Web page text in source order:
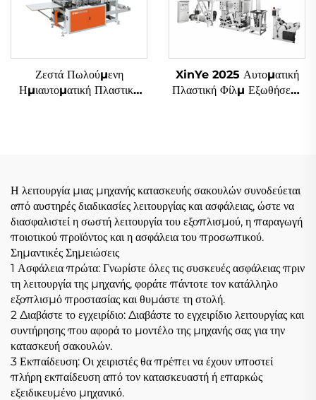
Ζεστά Πωλούμενη
Ημιαυτοματική Πλαστική
XinYe 2025 Αυτοματική
Πλαστική Φίλμ Εξωθήσεως
Η λειτουργία μιας μηχανής κατασκευής σακουλών συνοδεύεται
από αυστηρές διαδικασίες λειτουργίας και ασφάλειας, ώστε να
διασφαλιστεί η σωστή λειτουργία του εξοπλισμού, η παραγωγή
ποιοτικού προϊόντος και η ασφάλεια του προσωπικού.
Σημαντικές Σημειώσεις
1 Ασφάλεια πρώτα: Γνωρίστε όλες τις συσκευές ασφάλειας πριν
τη λειτουργία της μηχανής, φοράτε πάντοτε τον κατάλληλο
εξοπλισμό προστασίας και θυμάστε τη στολή.
2 Διαβάστε το εγχειρίδιο: Διαβάστε το εγχειρίδιο λειτουργίας και
συντήρησης που αφορά το μοντέλο της μηχανής σας για την
κατασκευή σακουλών.
3 Εκπαίδευση: Οι χειριστές θα πρέπει να έχουν υποστεί
πλήρη εκπαίδευση από τον κατασκευαστή ή επαρκώς
εξειδικευμένο μηχανικό.